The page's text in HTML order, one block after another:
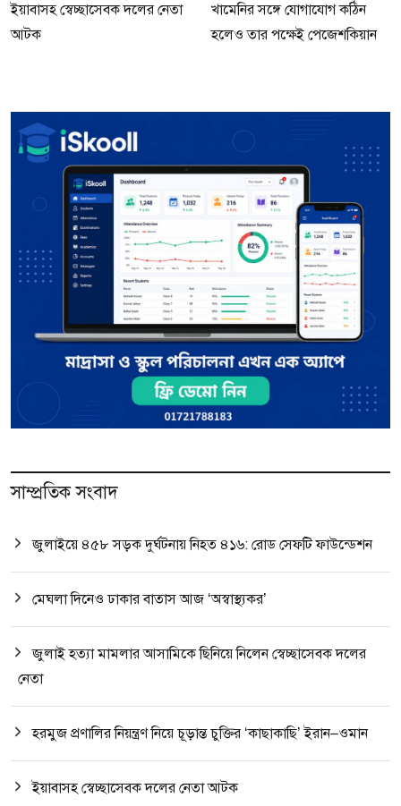
ইয়াবাসহ স্বেচ্ছাসেবক দলের নেতা
আটক
খামেনির সঙ্গে যোগাযোগ কঠিন
হলেও তার পক্ষেই পেজেশকিয়ান
সাম্প্রতিক সংবাদ
জুলাইয়ে ৪৫৮ সড়ক দুর্ঘটনায় নিহত ৪১৬: রোড সেফটি ফাউন্ডেশন
মেঘলা দিনেও ঢাকার বাতাস আজ ‘অস্বাস্থ্যকর’
জুলাই হত্যা মামলার আসামিকে ছিনিয়ে নিলেন স্বেচ্ছাসেবক দলের
নেতা
হরমুজ প্রণালির নিয়ন্ত্রণ নিয়ে চূড়ান্ত চুক্তির ‘কাছাকাছি’ ইরান–ওমান
ইয়াবাসহ স্বেচ্ছাসেবক দলের নেতা আটক